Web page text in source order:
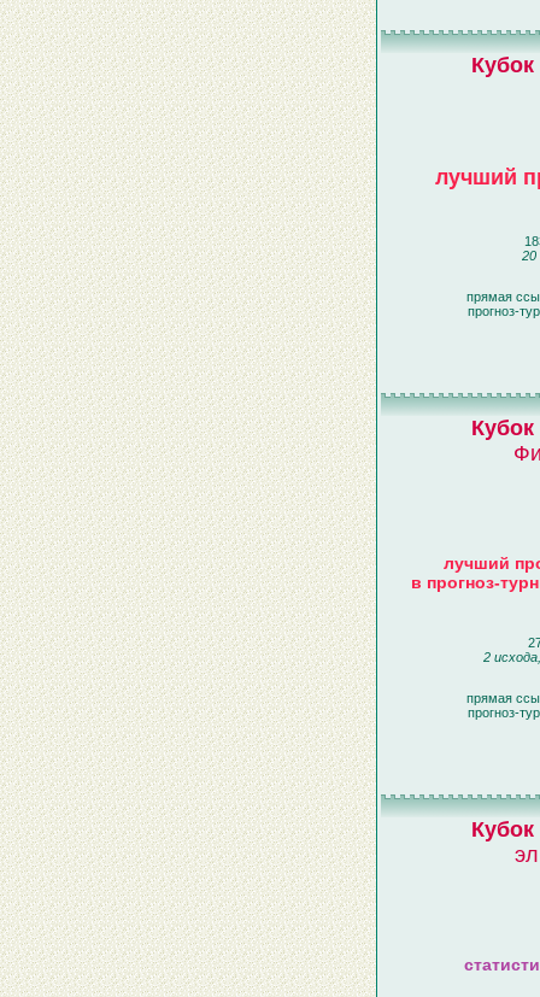
лучший
20
прямая
прогноз-
лучший
в прогноз-
2
прямая
прогноз-